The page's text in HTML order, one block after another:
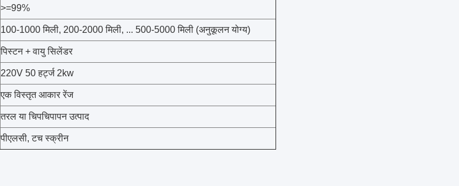
>=99%
100-1000 मिली, 200-2000 मिली, ... 500-5000 मिली (अनुकूलन योग्य)
पिस्टन + वायु सिलेंडर
220V 50 हर्ट्ज 2kw
एक विस्तृत आकार रेंज
तरल या चिपचिपापन उत्पाद
पीएलसी, टच स्क्रीन